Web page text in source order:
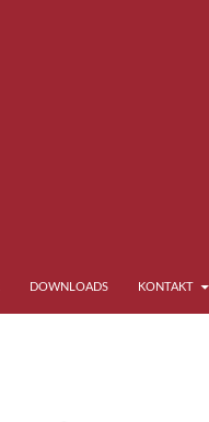
DOWNLOADS KONTAKT